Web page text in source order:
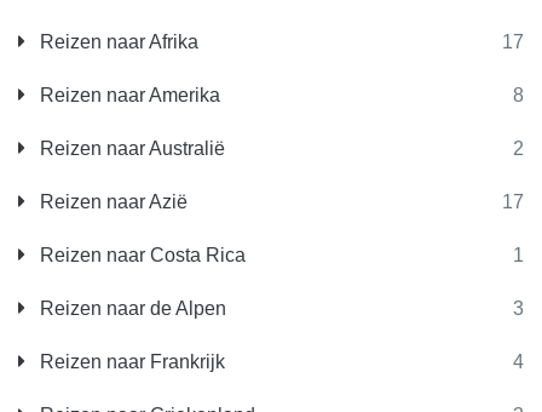
Reizen naar Afrika 17
Reizen naar Amerika 8
Reizen naar Australië 2
Reizen naar Azië 17
Reizen naar Costa Rica 1
Reizen naar de Alpen 3
Reizen naar Frankrijk 4